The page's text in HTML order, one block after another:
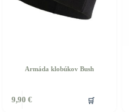
Armáda klobúkov Bush
9,90€ 🛒